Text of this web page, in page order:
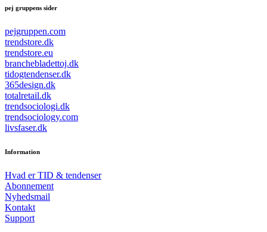
pej gruppens sider
pejgruppen.com
trendstore.dk
trendstore.eu
branchebladettoj.dk
tidogtendenser.dk
365design.dk
totalretail.dk
trendsociologi.dk
trendsociology.com
livsfaser.dk
Information
Hvad er TID & tendenser
Abonnement
Nyhedsmail
Kontakt
Support